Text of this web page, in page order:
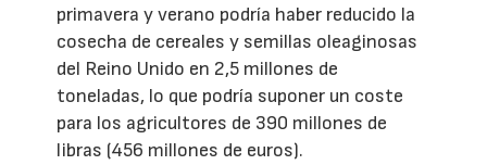
primavera y verano podría haber reducido la
cosecha de cereales y semillas oleaginosas
del Reino Unido en 2,5 millones de
toneladas, lo que podría suponer un coste
para los agricultores de 390 millones de
libras (456 millones de euros).